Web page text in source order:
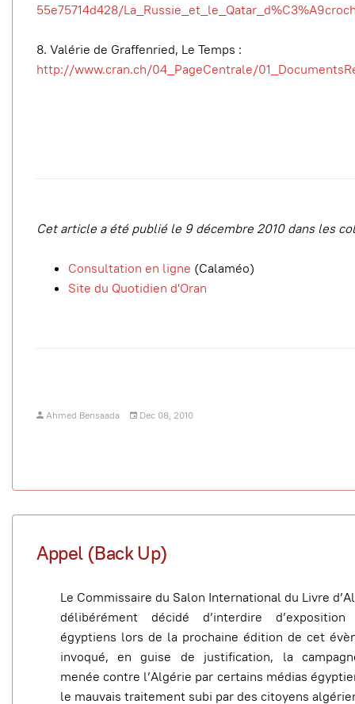
55e75714d428/
8. Valérie de Graffenried, Le Temps :
http://www.cran.ch/04_PageCentrale/
Cet article a été publié le 9 décembre 2010 dans les
Consultation en ligne (Calaméo)
Site du Quotidien d'Oran
Ahmed Bensaada Dec 08, 2010
Appel (Back Up)
Le Commissaire du Salon International du Livre
délibérément décidé d’interdire
égyptiens lors de la prochaine édition de cet
invoqué, en guise de justification, la
menée contre l’Algérie par certains médias
le mauvais traitement subi par des citoyens